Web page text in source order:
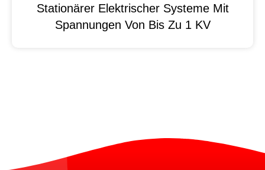
Stationärer Elektrischer Systeme Mit
Spannungen Von Bis Zu 1 KV